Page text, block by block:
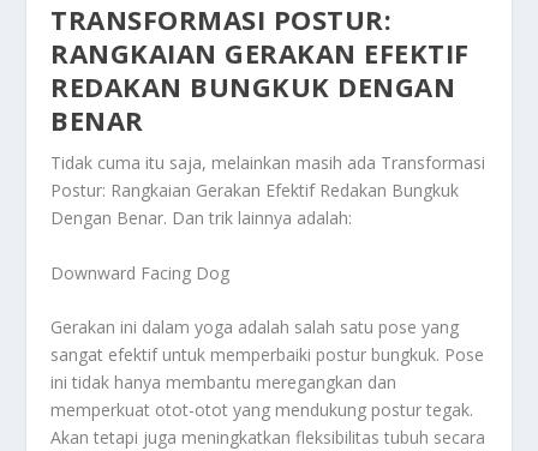
TRANSFORMASI POSTUR:
RANGKAIAN GERAKAN EFEKTIF
REDAKAN BUNGKUK DENGAN
BENAR
Tidak cuma itu saja, melainkan masih ada Transformasi
Postur: Rangkaian Gerakan Efektif Redakan Bungkuk
Dengan Benar. Dan trik lainnya adalah:
Downward Facing Dog
Gerakan ini dalam yoga adalah salah satu pose yang
sangat efektif untuk memperbaiki postur bungkuk. Pose
ini tidak hanya membantu meregangkan dan
memperkuat otot-otot yang mendukung postur tegak.
Akan tetapi juga meningkatkan fleksibilitas tubuh secara